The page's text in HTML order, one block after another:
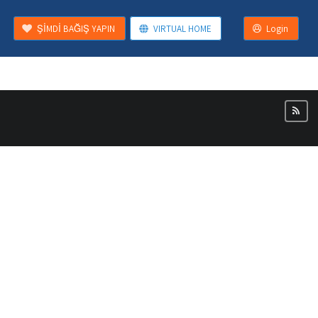
ŞİMDİ BAĞIŞ YAPIN VIRTUAL HOME Login